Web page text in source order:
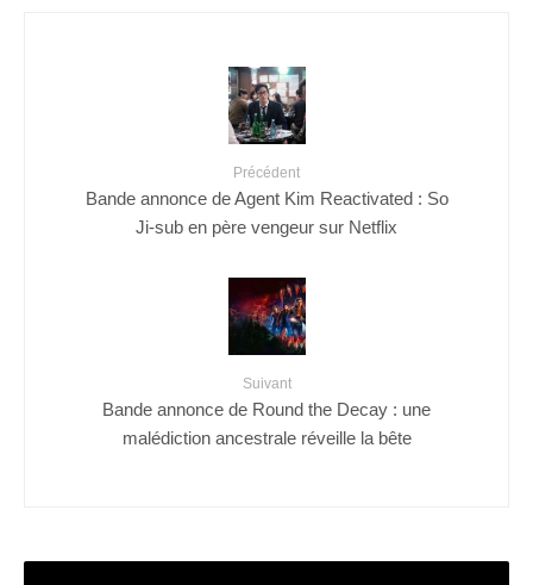
Précédent
Bande annonce de Agent Kim Reactivated : So
Ji-sub en père vengeur sur Netflix
Suivant
Bande annonce de Round the Decay : une
malédiction ancestrale réveille la bête